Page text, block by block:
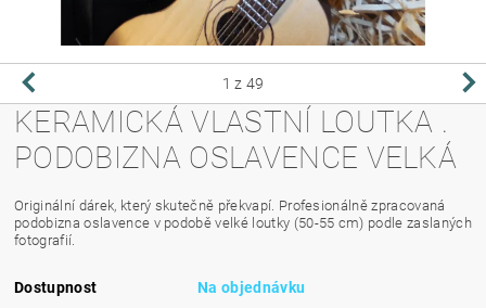
1 z 49
KERAMICKÁ VLASTNÍ LOUTKA .
PODOBIZNA OSLAVENCE VELKÁ
Originální dárek, který skutečně překvapí. Profesionálně zpracovaná
podobizna oslavence v podobě velké loutky (50-55 cm) podle zaslaných
fotografií.
Dostupnost Na objednávku